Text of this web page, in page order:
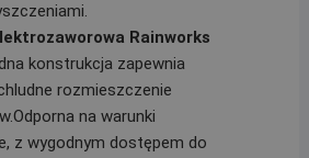
Rainworks
konstrukcja zapewnia
rozmieszczenie
na warunki
z wygodnym dostępem do